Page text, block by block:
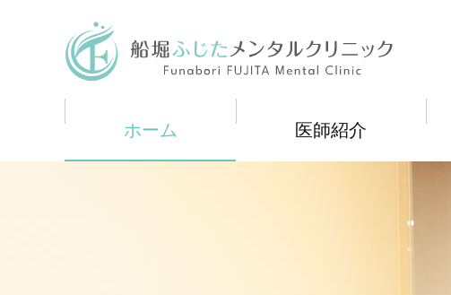
船堀ふじたメンタルクリニック
ホーム 医師紹介